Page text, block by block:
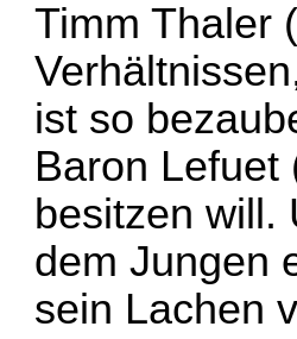
Timm Thaler
ist so
Baron Lefuet
besitzen will.
dem Jungen
sein Lachen